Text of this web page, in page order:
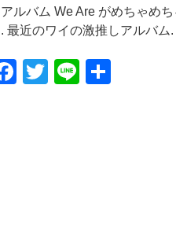
ルバム We Are がめちゃめ
最近のワイの激推しアルバム.
F
T
Li